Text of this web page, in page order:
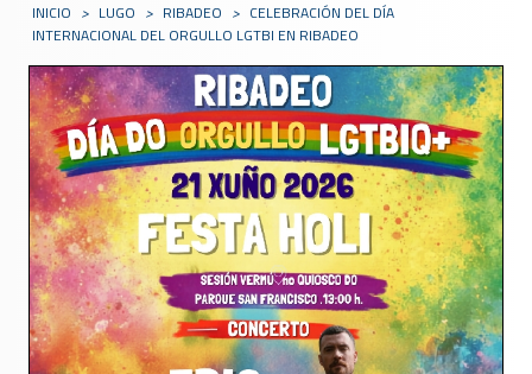
INICIO > LUGO > RIBADEO > CELEBRACIÓN DEL DÍA
INTERNACIONAL DEL ORGULLO LGTBI EN RIBADEO